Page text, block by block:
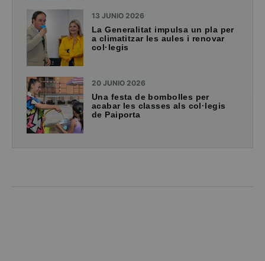
13 JUNIO 2026
La Generalitat impulsa un pla per
a climatitzar les aules i renovar
col·legis
20 JUNIO 2026
Una festa de bombolles per
acabar les classes als col·legis
de Paiporta